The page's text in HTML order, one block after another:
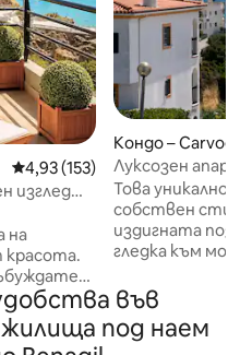
Средна оценка: 4,93 от 5,
4,93 (153)
изглед
на
красота.
ви
Кондо –
Луксозен
изглед към
Това уникално
собствен стил.
издигната
гледка към
спалня, душ
самостоятелен
басейн и
във
под наем